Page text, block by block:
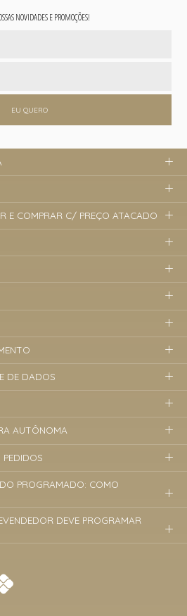
NOVIDADES E PROMOÇÕES!
EU QUERO
E COMPRAR C/ PREÇO ATACADO
DE DADOS
AUTÔNOMA
PROGRAMADO: COMO
DEVE PROGRAMAR